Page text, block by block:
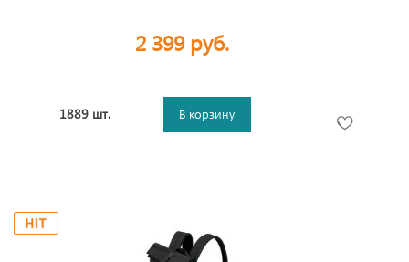
2 399 руб.
1889 шт. В корзину